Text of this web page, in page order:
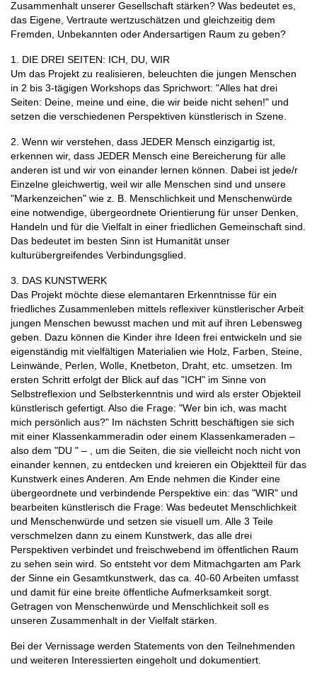
Zusammenhalt unserer Gesellschaft stärken? Was bedeutet es,
das Eigene, Vertraute wertzuschätzen und gleichzeitig dem
Fremden, Unbekannten oder Andersartigen Raum zu geben?
1. DIE DREI SEITEN: ICH, DU, WIR
Um das Projekt zu realisieren, beleuchten die jungen Menschen
in 2 bis 3-tägigen Workshops das Sprichwort: "Alles hat drei
Seiten: Deine, meine und eine, die wir beide nicht sehen!" und
setzen die verschiedenen Perspektiven künstlerisch in Szene.
2. Wenn wir verstehen, dass JEDER Mensch einzigartig ist,
erkennen wir, dass JEDER Mensch eine Bereicherung für alle
anderen ist und wir von einander lernen können. Dabei ist jede/r
Einzelne gleichwertig, weil wir alle Menschen sind und unsere
"Markenzeichen" wie z. B. Menschlichkeit und Menschenwürde
eine notwendige, übergeordnete Orientierung für unser Denken,
Handeln und für die Vielfalt in einer friedlichen Gemeinschaft sind.
Das bedeutet im besten Sinn ist Humanität unser
kulturübergreifendes Verbindungsglied.
3. DAS KUNSTWERK
Das Projekt möchte diese elemantaren Erkenntnisse für ein
friedliches Zusammenleben mittels reflexiver künstlerischer Arbeit
jungen Menschen bewusst machen und mit auf ihren Lebensweg
geben. Dazu können die Kinder ihre Ideen frei entwickeln und sie
eigenständig mit vielfältigen Materialien wie Holz, Farben, Steine,
Leinwände, Perlen, Wolle, Knetbeton, Draht, etc. umsetzen. Im
ersten Schritt erfolgt der Blick auf das "ICH" im Sinne von
Selbstreflexion und Selbsterkenntnis und wird als erster Objekteil
künstlerisch gefertigt. Also die Frage: "Wer bin ich, was macht
mich persönlich aus?" Im nächsten Schritt beschäftigen sie sich
mit einer Klassenkammeradin oder einem Klassenkameraden –
also dem "DU " – , um die Seiten, die sie vielleicht noch nicht von
einander kennen, zu entdecken und kreieren ein Objektteil für das
Kunstwerk eines Anderen. Am Ende nehmen die Kinder eine
übergeordnete und verbindende Perspektive ein: das "WIR" und
bearbeiten künstlerisch die Frage: Was bedeutet Menschlichkeit
und Menschenwürde und setzen sie visuell um. Alle 3 Teile
verschmelzen dann zu einem Kunstwerk, das alle drei
Perspektiven verbindet und freischwebend im öffentlichen Raum
zu sehen sein wird. So entsteht vor dem Mitmachgarten am Park
der Sinne ein Gesamtkunstwerk, das ca. 40-60 Arbeiten umfasst
und damit für eine breite öffentliche Aufmerksamkeit sorgt.
Getragen von Menschenwürde und Menschlichkeit soll es
unseren Zusammenhalt in der Vielfalt stärken.
Bei der Vernissage werden Statements von den Teilnehmenden
und weiteren Interessierten eingeholt und dokumentiert.